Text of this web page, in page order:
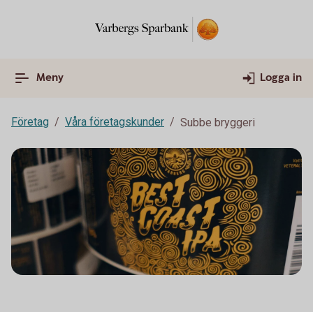
Meny Logga in
Företag Våra företagskunder Subbe bryggeri